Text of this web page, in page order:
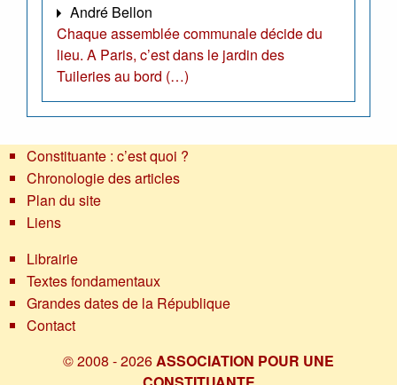
André Bellon
Chaque assemblée communale décide du
lieu. A Paris, c’est dans le jardin des
Tuileries au bord (…)
Constituante : c’est quoi ?
Chronologie des articles
Plan du site
Liens
Librairie
Textes fondamentaux
Grandes dates de la République
Contact
© 2008 - 2026 ASSOCIATION POUR UNE